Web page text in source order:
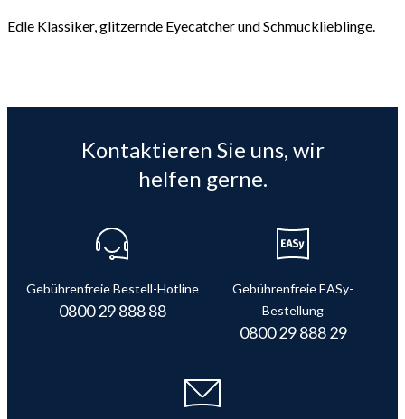
Edle Klassiker, glitzernde Eyecatcher und Schmucklieblinge.
Kontaktieren Sie uns, wir
helfen gerne.
Gebührenfreie Bestell-Hotline
0800 29 888 88
Gebührenfreie EASy-
Bestellung
0800 29 888 29